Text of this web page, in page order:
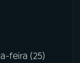
feira (25)